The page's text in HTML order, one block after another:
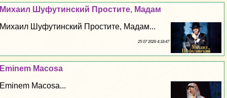
Михаил Шуфутинский Простите, Мадам
Михаил Шуфутинский Простите, Мадам...
25 07 2026 4:18:47
Eminem Macosa
Eminem Macosa...